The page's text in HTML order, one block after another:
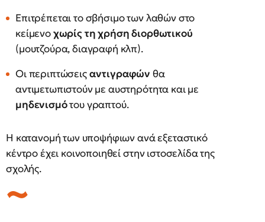
Επιτρέπεται το σβήσιμο των λαθών στο
κείμενοχωρίς τη χρήση διορθωτικού
(μουτζούρα, διαγραφή κλπ).
Οι περιπτώσειςαντιγραφών θα
αντιμετωπιστούν με αυστηρότητα και με
μηδενισμότου γραπτού.
Η κατανομή των υποψήφιων ανά εξεταστικό
κέντρο έχει κοινοποιηθεί στην ιστοσελίδα της
σχολής.